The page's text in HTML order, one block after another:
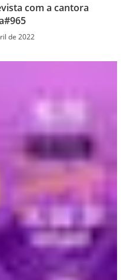
com a cantora
de 2022